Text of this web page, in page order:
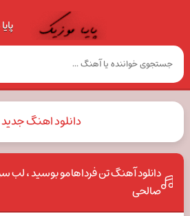
دانلود اهنگ جدید
دانلود آهنگ تن فرداهامو بوسید ، لب
صالحی